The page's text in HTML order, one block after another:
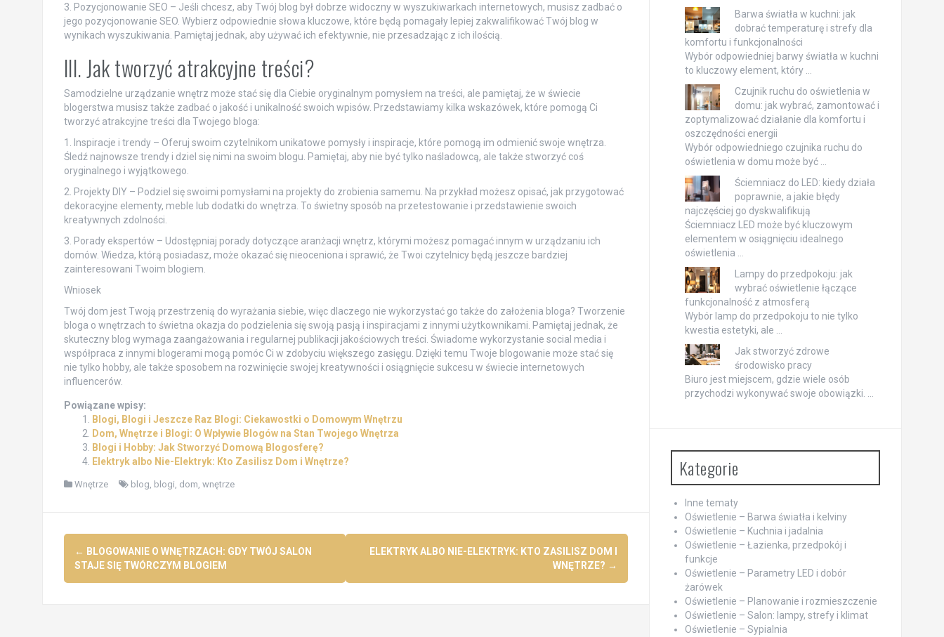
3. Pozycjonowanie SEO – Jeśli chcesz, aby Twój blog był dobrze widoczny w wyszukiwarkach internetowych, musisz zadbać o
jego pozycjonowanie SEO. Wybierz odpowiednie słowa kluczowe, które będą pomagały lepiej zakwalifikować Twój blog w
wynikach wyszukiwania. Pamiętaj jednak, aby używać ich efektywnie, nie przesadzając z ich ilością.
III. Jak tworzyć atrakcyjne treści?
Samodzielne urządzanie wnętrz może stać się dla Ciebie oryginalnym pomysłem na treści, ale pamiętaj, że w świecie
blogerstwa musisz także zadbać o jakość i unikalność swoich wpisów. Przedstawiamy kilka wskazówek, które pomogą Ci
tworzyć atrakcyjne treści dla Twojego bloga:
1. Inspiracje i trendy – Oferuj swoim czytelnikom unikatowe pomysły i inspiracje, które pomogą im odmienić swoje wnętrza.
Śledź najnowsze trendy i dziel się nimi na swoim blogu. Pamiętaj, aby nie być tylko naśladowcą, ale także stworzyć coś
oryginalnego i wyjątkowego.
2. Projekty DIY – Podziel się swoimi pomysłami na projekty do zrobienia samemu. Na przykład możesz opisać, jak przygotować
dekoracyjne elementy, meble lub dodatki do wnętrza. To świetny sposób na przetestowanie i przedstawienie swoich
kreatywnych zdolności.
3. Porady ekspertów – Udostępniaj porady dotyczące aranżacji wnętrz, którymi możesz pomagać innym w urządzaniu ich
domów. Wiedza, którą posiadasz, może okazać się nieoceniona i sprawić, że Twoi czytelnicy będą jeszcze bardziej
zainteresowani Twoim blogiem.
Wniosek
Twój dom jest Twoją przestrzenią do wyrażania siebie, więc dlaczego nie wykorzystać go także do założenia bloga? Tworzenie
bloga o wnętrzach to świetna okazja do podzielenia się swoją pasją i inspiracjami z innymi użytkownikami. Pamiętaj jednak, że
skuteczny blog wymaga zaangażowania i regularnej publikacji jakościowych treści. Świadome wykorzystanie social media i
współpraca z innymi blogerami mogą pomóc Ci w zdobyciu większego zasięgu. Dzięki temu Twoje blogowanie może stać się
nie tylko hobby, ale także sposobem na rozwinięcie swojej kreatywności i osiągnięcie sukcesu w świecie internetowych
influencerów.
Powiązane wpisy:
Blogi, Blogi i Jeszcze Raz Blogi: Ciekawostki o Domowym Wnętrzu
Dom, Wnętrze i Blogi: O Wpływie Blogów na Stan Twojego Wnętrza
Blogi i Hobby: Jak Stworzyć Domową Blogosferę?
Elektryk albo Nie-Elektryk: Kto Zasilisz Dom i Wnętrze?
Wnętrze blog blogi dom wnętrze
Post
navigation
← BLOGOWANIE O WNĘTRZACH: GDY TWÓJ SALON
STAJE SIĘ TWÓRCZYM BLOGIEM
ELEKTRYK ALBO NIE-ELEKTRYK: KTO ZASILISZ DOM I
WNĘTRZE? →
Barwa światła w kuchni: jak
dobrać temperaturę i strefy dla
komfortu i funkcjonalności
Wybór odpowiedniej barwy światła w kuchni
to kluczowy element, który …
Czujnik ruchu do oświetlenia w
domu: jak wybrać, zamontować i
zoptymalizować działanie dla komfortu i
oszczędności energii
Wybór odpowiedniego czujnika ruchu do
oświetlenia w domu może być …
Ściemniacz do LED: kiedy działa
poprawnie, a jakie błędy
najczęściej go dyskwalifikują
Ściemniacz LED może być kluczowym
elementem w osiągnięciu idealnego
oświetlenia …
Lampy do przedpokoju: jak
wybrać oświetlenie łączące
funkcjonalność z atmosferą
Wybór lamp do przedpokoju to nie tylko
kwestia estetyki, ale …
Jak stworzyć zdrowe
środowisko pracy
Biuro jest miejscem, gdzie wiele osób
przychodzi wykonywać swoje obowiązki. …
Kategorie
Inne tematy
Oświetlenie – Barwa światła i kelviny
Oświetlenie – Kuchnia i jadalnia
Oświetlenie – Łazienka, przedpokój i
funkcje
Oświetlenie – Parametry LED i dobór
żarówek
Oświetlenie – Planowanie i rozmieszczenie
Oświetlenie – Salon: lampy, strefy i klimat
Oświetlenie – Sypialnia